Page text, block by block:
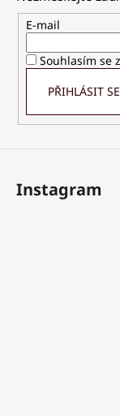
219
KčE-mail
Souhlasím se
PŘIHLÁSIT SE
Instagram